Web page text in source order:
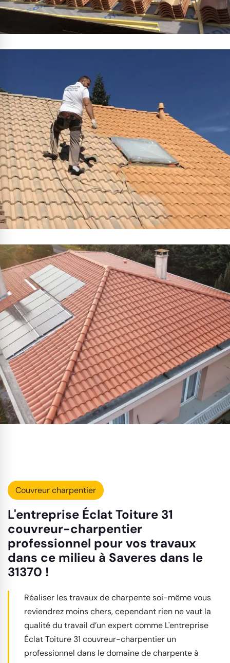
Couvreur charpentier
L'entreprise Éclat Toiture 31
couvreur-charpentier
professionnel pour vos travaux
dans ce milieu à Saveres dans le
31370 !
Réaliser les travaux de charpente soi-même vous
reviendrez moins chers, cependant rien ne vaut la
qualité du travail d’un expert comme L'entreprise
Éclat Toiture 31 couvreur-charpentier un
professionnel dans le domaine de charpente à